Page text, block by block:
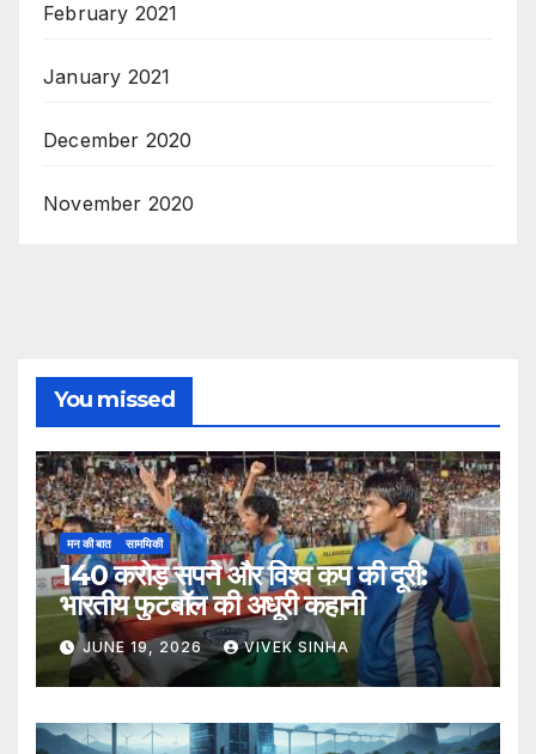
February 2021
January 2021
December 2020
November 2020
You missed
मन की बात सामयिकी
140 करोड़ सपने और विश्व कप की दूरी:
भारतीय फुटबॉल की अधूरी कहानी
JUNE 19, 2026 VIVEK SINHA